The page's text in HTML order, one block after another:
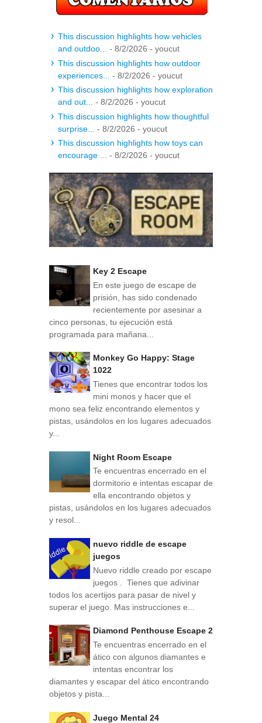
This discussion highlights how vehicles
and outdoo...
- 8/2/2026 - youcut
This discussion highlights how outdoor
experiences...
- 8/2/2026 - youcut
This discussion highlights how exploration
and out...
- 8/2/2026 - youcut
This discussion highlights how thoughtful
surprise...
- 8/2/2026 - youcut
This discussion highlights how toys can
encourage ...
- 8/2/2026 - youcut
Key 2 Escape
En este juego de escape de
prisión, has sido condenado
recientemente por asesinar a
cinco personas, tu ejecución está
programada para mañana...
Monkey Go Happy: Stage
1022
Tienes que encontrar todos los
mini monos y hacer que el
mono sea feliz encontrando elementos y
pistas, usándolos en los lugares adecuados
y...
Night Room Escape
Te encuentras encerrado en el
dormitorio e intentas escapar de
ella encontrando objetos y
pistas, usándolos en los lugares adecuados
y resol...
nuevo riddle de escape
juegos
Nuevo riddle creado por escape
juegos . Tienes que adivinar
todos los acertijos para pasar de nivel y
superar el juego. Mas instrucciones e...
Diamond Penthouse Escape 2
Te encuentras encerrado en el
ático con algunos diamantes e
intentas encontrar los
diamantes y escapar del ático encontrando
objetos y pista...
Juego Mental 24